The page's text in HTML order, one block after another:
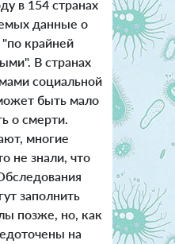
в 154 странах
данные о
крайней
В странах
социальной
быть мало
о смерти.
многие
не знали, что
заполнить
позже, но, как
на